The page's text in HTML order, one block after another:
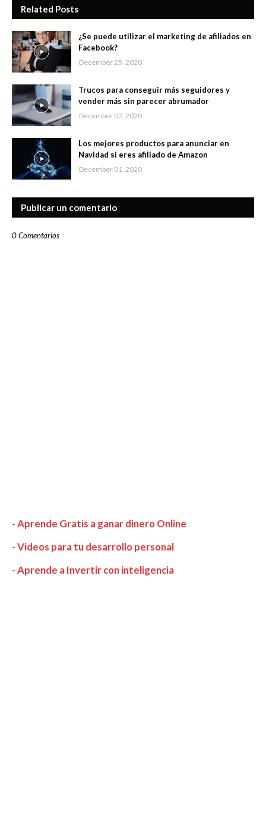
Related Posts
¿Se puede utilizar el marketing de afiliados en
Facebook?
December 25, 2020
Trucos para conseguir más seguidores y
vender más sin parecer abrumador
December 07, 2020
Los mejores productos para anunciar en
Navidad si eres afiliado de Amazon
December 01, 2020
Publicar un comentario
0 Comentarios
-Aprende Gratis a ganar dinero Online
-Videos para tu desarrollo personal
-Aprende a Invertir con inteligencia